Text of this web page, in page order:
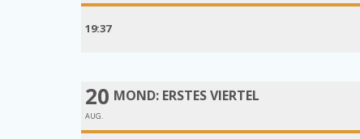
19:37
20
AUG.
MOND: ERSTES VIERTEL